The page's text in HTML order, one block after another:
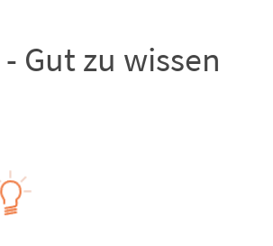
- Gut zu wissen